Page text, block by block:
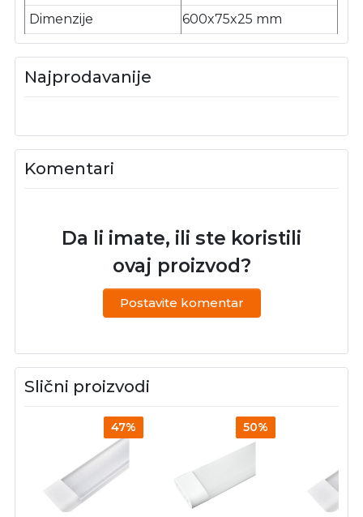
Dimenzije
600x75x25 mm
Najprodavanije
Komentari
Da li imate, ili ste koristili
ovaj proizvod?
Postavite komentar
Slični proizvodi
47% 50%